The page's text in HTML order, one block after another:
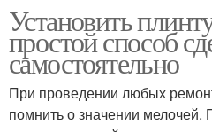
Установить
простой способ
самостоятельно
При проведении любых
помнить о значении мелочей.